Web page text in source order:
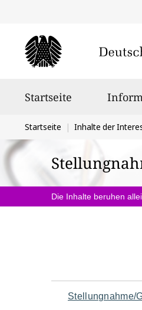
Startseite
Sie
befinden
sich
hier:
Startseite Inhalte der
Die Inhalte beruhen
Stellungnahme/